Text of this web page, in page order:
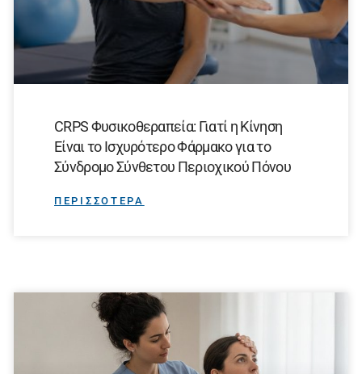
CRPS Φυσικοθεραπεία: Γιατί η Κίνηση
Είναι το Ισχυρότερο Φάρμακο για το
Σύνδρομο Σύνθετου Περιοχικού Πόνου
ΠΕΡΙΣΣΟΤΕΡΑ